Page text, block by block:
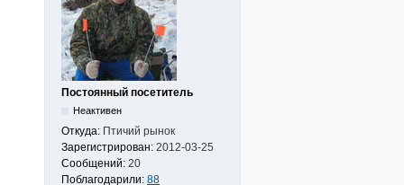
Постоянный посетитель
Неактивен
Откуда: Птичий рынок
Зарегистрирован: 2012-03-25
Сообщений: 20
Поблагодарили: 88